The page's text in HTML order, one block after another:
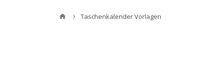
Taschenkalender Vorlagen